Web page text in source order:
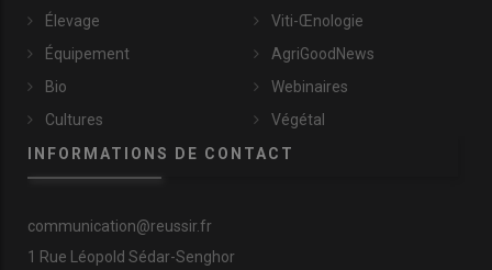
Élevage
Équipement
Bio
Cultures
Viti-Œnologie
AgriGoodNews
Webinaires
Végétal
INFORMATIONS DE CONTACT
communication@reussir.fr
1 Rue Léopold Sédar-Senghor